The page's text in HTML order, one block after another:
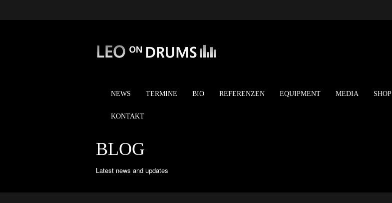
NEWS TERMINE BIO REFERENZEN EQUIPMENT MEDIA SHOP
KONTAKT
BLOG
Latest news and updates